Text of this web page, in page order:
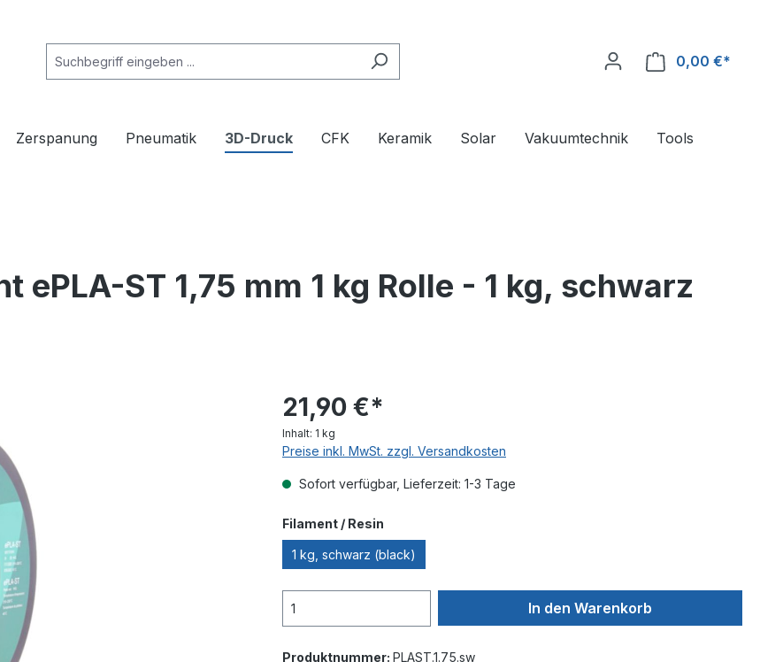
0,00 €*
Zerspanung Pneumatik 3D-Druck CFK Keramik Solar Vakuumtechnik Tools
ePLA-ST 1,75 mm 1 kg Rolle - 1 kg, schwarz
21,90 €*
Inhalt: 1 kg
Preise inkl. MwSt. zzgl. Versandkosten
Sofort verfügbar, Lieferzeit: 1-3 Tage
Filament / Resin
1 kg, schwarz (black)
In den Warenkorb
Produktnummer: PLAST.1.75.sw